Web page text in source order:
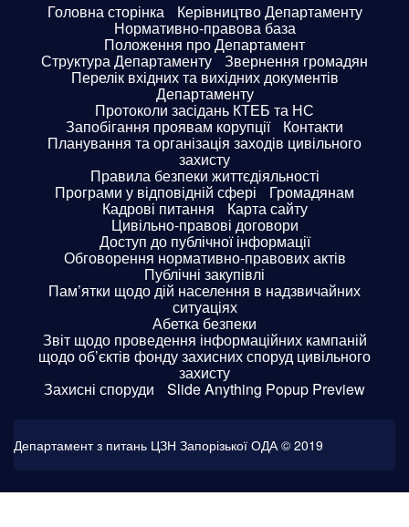
Головна сторінка Керівництво Департаменту
Нормативно-правова база
Положення про Департамент
Структура Департаменту Звернення громадян
Перелік вхідних та вихідних документів
Департаменту
Протоколи засідань КТЕБ та НС
Запобігання проявам корупції Контакти
Планування та організація заходів цивільного
захисту
Правила безпеки життєдіяльності
Програми у відповідній сфері Громадянам
Кадрові питання Карта сайту
Цивільно-правові договори
Доступ до публічної інформації
Обговорення нормативно-правових актів
Публічні закупівлі
Пам’ятки щодо дій населення в надзвичайних
ситуаціях
Абетка безпеки
Звіт щодо проведення інформаційних кампаній
щодо об’єктів фонду захисних споруд цивільного
захисту
Захисні споруди Slide Anything Popup Preview
Департамент з питань ЦЗН Запорізької ОДА © 2019